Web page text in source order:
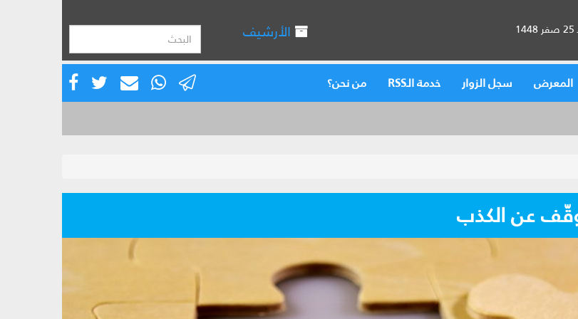
الأرشيف
المعرض سجل الزوار خدمة الـRSS من نحن؟